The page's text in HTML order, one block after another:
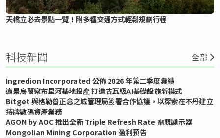
天橋立必去景點一覽！附多種交通方式輕鬆規劃行程
科技新聞 全部
Ingredion Incorporated 公佈 2026 年第二季度業績
遠景烏蘭察布星河基地投產 打造吉瓦級AI基礎設施新模式
Bitget 與格勒普正念之城管理局簽署合作協議，以探索在不丹建立
持牌數碼資產業務
AGON by AOC 推出全新 Triple Refresh Rate 電競顯示器
Mongolian Mining Corporation 盈利預告